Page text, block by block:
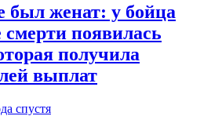
был женат: у бойца
появилась
получила
выплат
спустя